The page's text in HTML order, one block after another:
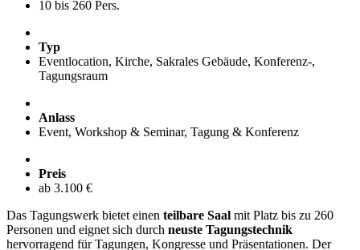
10 bis 260 Pers.
Typ
Eventlocation, Kirche, Sakrales Gebäude, Konferenz-,
Tagungsraum
Anlass
Event, Workshop & Seminar, Tagung & Konferenz
Preis
ab 3.100 €
Das Tagungswerk bietet einen teilbare Saal mit Platz bis zu 260
Personen und eignet sich durch neuste Tagungstechnik
hervorragend für Tagungen, Kongresse und Präsentationen. Der